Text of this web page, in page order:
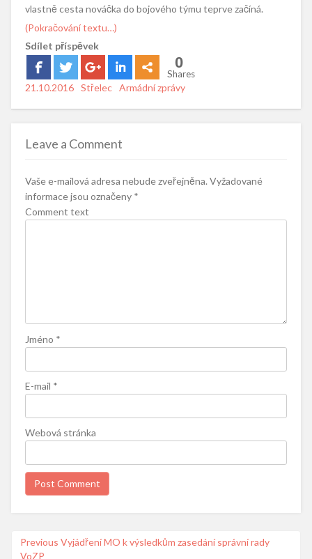
vlastně cesta nováčka do bojového týmu teprve začíná.
(Pokračování textu…)
Sdílet příspěvek
0
Shares
Posted
21.10.2016 Author
Střelec Categories
Armádní zprávy
Leave a Comment
Vaše e-mailová adresa nebude zveřejněna. Vyžadované
informace jsou označeny *
Comment text
Jméno *
E-mail *
Webová stránka
Navigace
Previous Previous
Vyjádření MO k výsledkům zasedání správní rady
VoZP